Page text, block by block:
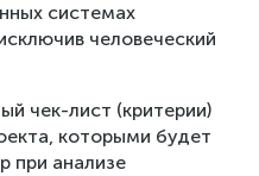
системах
человеческий
чек-лист (критерии)
которыми будет
при анализе